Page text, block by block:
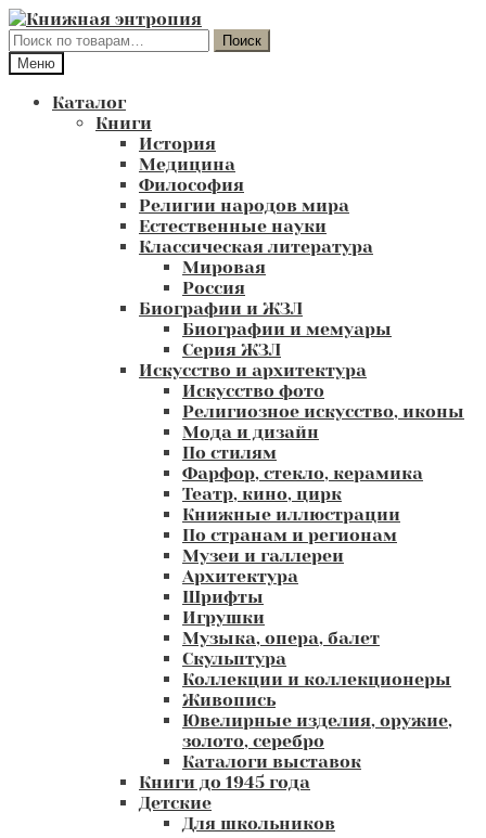
Перейти
к
навигации
Перейти
к
содержимому
Искать:
Поиск
Меню
Каталог
Книги
История
Медицина
Философия
Религии народов мира
Естественные науки
Классическая литература
Мировая
Россия
Биографии и ЖЗЛ
Биографии и мемуары
Серия ЖЗЛ
Искусство и архитектура
Искусство фото
Религиозное искусство, иконы
Мода и дизайн
По стилям
Фарфор, стекло, керамика
Театр, кино, цирк
Книжные иллюстрации
По странам и регионам
Музеи и галлереи
Архитектура
Шрифты
Игрушки
Музыка, опера, балет
Скульптура
Коллекции и коллекционеры
Живопись
Ювелирные изделия, оружие,
золото, серебро
Каталоги выставок
Книги до 1945 года
Детские
Для школьников